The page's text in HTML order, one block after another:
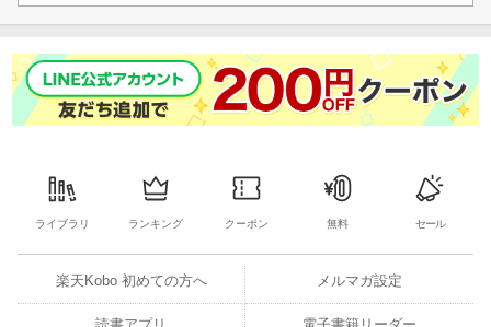
この５つの力の鍛え方を
・仕事のできる人とできない人の差はたったひとつ
・知らないうちに人を引きつける魅力的な人間になる
・キラめく才能がなくても「伸びる人」になる方法
・無限にアイデアを生む秘密の方法
・企画を実現させる究極のワザ
ライブラリ ランキング クーポン 無料 セール
楽天Kobo 初めての方へ メルマガ設定